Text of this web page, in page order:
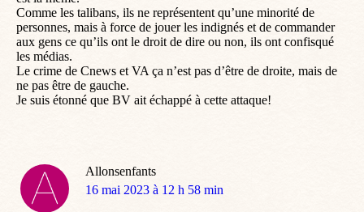
Comme les talibans, ils ne représentent qu’une minorité de
personnes, mais à force de jouer les indignés et de commander
aux gens ce qu’ils ont le droit de dire ou non, ils ont confisqué
les médias.
Le crime de Cnews et VA ça n’est pas d’être de droite, mais de
ne pas être de gauche.
Je suis étonné que BV ait échappé à cette attaque!
Allonsenfants
dit
16 mai 2023 à 12 h 58 min